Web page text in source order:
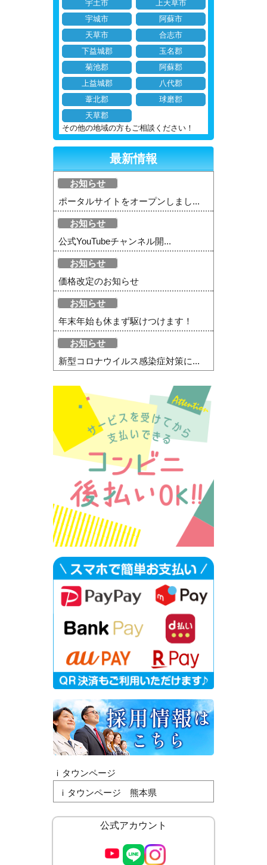
宇土市
上天草市
宇城市
阿蘇市
天草市
合志市
下益城郡
玉名郡
菊池郡
阿蘇郡
上益城郡
八代郡
葦北郡
球磨郡
天草郡
その他の地域の方もご相談ください！
最新情報
お知らせ
ポータルサイトをオープンしまし...
お知らせ
公式YouTubeチャンネル開...
お知らせ
価格改定のお知らせ
お知らせ
年末年始も休まず駆けつけます！
お知らせ
新型コロナウイルス感染症対策に...
ｉタウンページ
ｉタウンページ 熊本県
公式アカウント